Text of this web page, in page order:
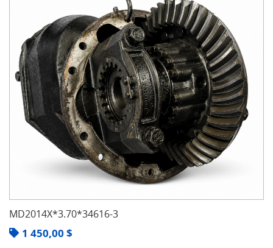
MD2014X*3.70*34616-3
1 450,00 $